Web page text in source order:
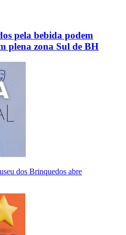
pela bebida podem
plena zona Sul de BH
dos Brinquedos abre